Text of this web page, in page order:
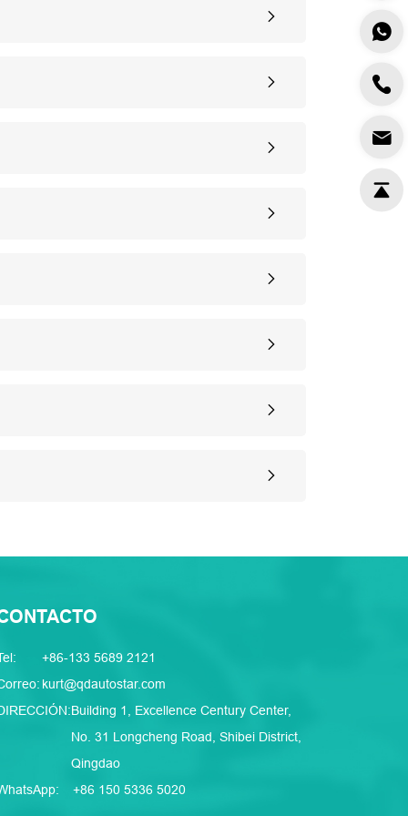
+86-133 5689 2121
kurt@qdautostar.com
Building 1, Excellence Century Center,
No. 31 Longcheng Road, Shibei District,
Qingdao
+86 150 5336 5020